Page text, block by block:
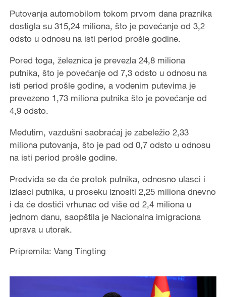
Putovanja automobilom tokom prvom dana praznika
dostigla su 315,24 miliona, što je povećanje od 3,2
odsto u odnosu na isti period prošle godine.
Pored toga, železnica je prevezla 24,8 miliona
putnika, što je povećanje od 7,3 odsto u odnosu na
isti period prošle godine, a vodenim putevima je
prevezeno 1,73 miliona putnika što je povećanje od
4,9 odsto.
Međutim, vazdušni saobraćaj je zabeležio 2,33
miliona putovanja, što je pad od 0,7 odsto u odnosu
na isti period prošle godine.
Predviđa se da će protok putnika, odnosno ulasci i
izlasci putnika, u proseku iznositi 2,25 miliona dnevno
i da će dostići vrhunac od više od 2,4 miliona u
jednom danu, saopštila je Nacionalna imigraciona
uprava u utorak.
Pripremila: Vang Tingting